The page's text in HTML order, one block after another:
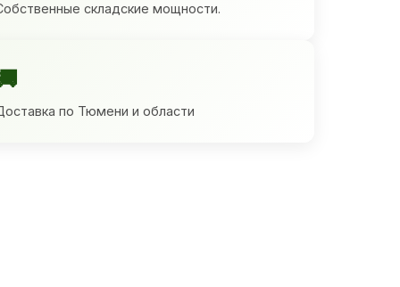
складские мощности.
по Тюмени и области